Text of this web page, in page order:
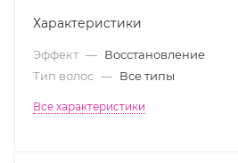
Характеристики
Эффект — Восстановление
Тип волос — Все типы
Все характеристики